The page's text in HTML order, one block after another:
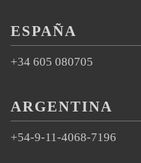
ESPAÑA
+34 605 080705
ARGENTINA
+54-9-11-4068-7196